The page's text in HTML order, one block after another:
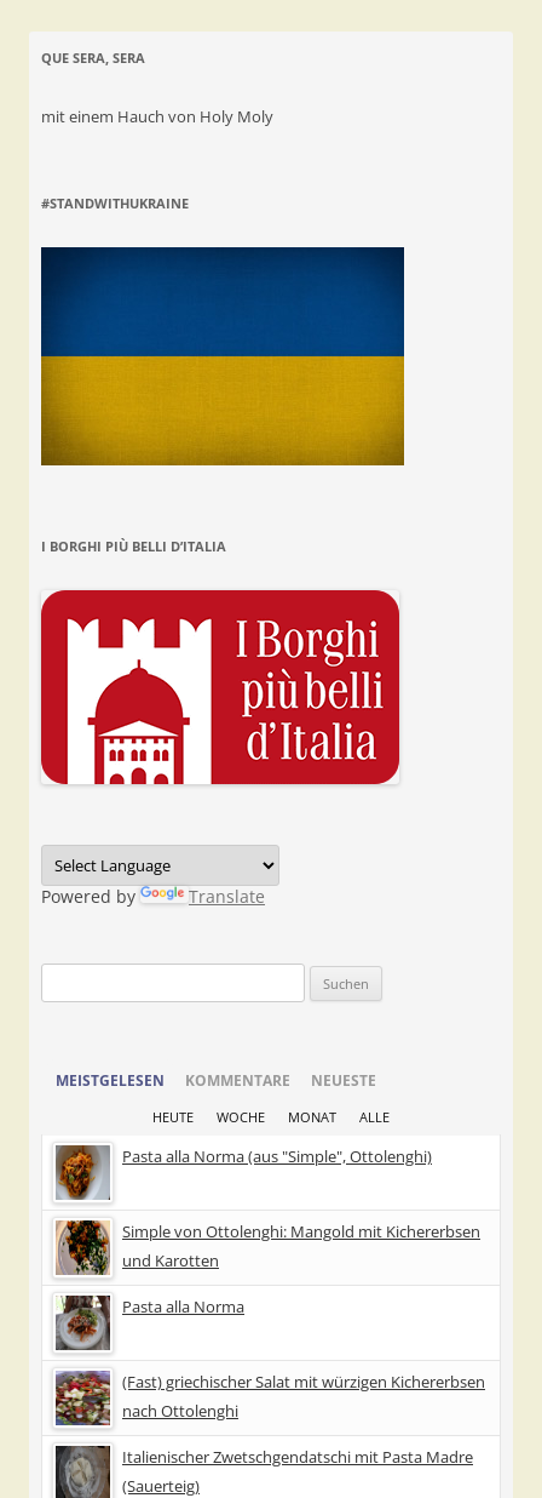
QUE SERA, SERA
mit einem Hauch von Holy Moly
#STANDWITHUKRAINE
I BORGHI PIÙ BELLI D’ITALIA
Powered by Translate
nach:
MEISTGELESEN KOMMENTARE NEUESTE
HEUTE WOCHE MONAT ALLE
Pasta alla Norma (aus "Simple", Ottolenghi)
Simple von Ottolenghi: Mangold mit Kichererbsen
und Karotten
Pasta alla Norma
(Fast) griechischer Salat mit würzigen Kichererbsen
nach Ottolenghi
Italienischer Zwetschgendatschi mit Pasta Madre
(Sauerteig)